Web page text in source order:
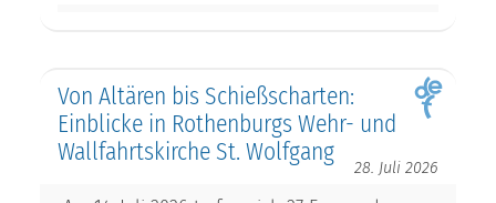
Von Altären bis Schießscharten:
Einblicke in Rothenburgs Wehr- und
Wallfahrtskirche St. Wolfgang
28. Juli 2026